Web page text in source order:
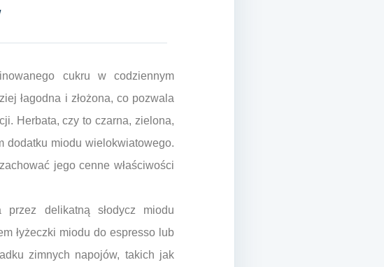
cukru w codziennym
łagodna i złożona, co pozwala
Herbata, czy to czarna, zielona,
dodatku miodu wielokwiatowego.
jego cenne właściwości
delikatną słodycz miodu
łyżeczki miodu do espresso lub
zimnych napojów, takich jak